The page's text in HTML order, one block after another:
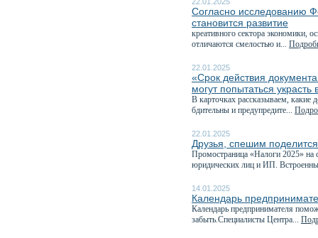
Согласно исследованию
становится развитие
креативного сектора экономики,
отличаются смелостью и...
22.01.2025
«Срок действия
могут попытаться
В карточках рассказываем, какие
бдительны и предупредите...
22.01.2025
Друзья, спешим
Промостраница «Налоги 2025» на
юридических лиц и ИП.
14.01.2025
Календарь
Календарь предпринимателя
забыть.Специалисты Центра...